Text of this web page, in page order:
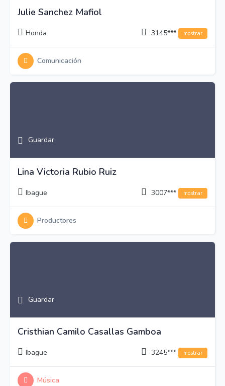
Julie Sanchez Mafiol
Honda 3145*** mostrar
Comunicación
Guardar
Lina Victoria Rubio Ruiz
Ibague 3007*** mostrar
Productores
Guardar
Cristhian Camilo Casallas Gamboa
Ibague 3245*** mostrar
Música